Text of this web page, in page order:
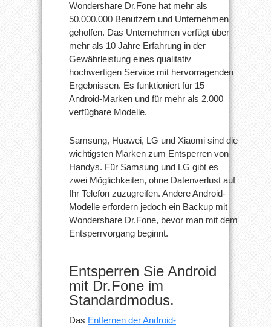
Wondershare Dr.Fone hat mehr als
50.000.000 Benutzern und Unternehmen
geholfen. Das Unternehmen verfügt über
mehr als 10 Jahre Erfahrung in der
Gewährleistung eines qualitativ
hochwertigen Service mit hervorragenden
Ergebnissen. Es funktioniert für 15
Android-Marken und für mehr als 2.000
verfügbare Modelle.
Samsung, Huawei, LG und Xiaomi sind die
wichtigsten Marken zum Entsperren von
Handys. Für Samsung und LG gibt es
zwei Möglichkeiten, ohne Datenverlust auf
Ihr Telefon zuzugreifen. Andere Android-
Modelle erfordern jedoch ein Backup mit
Wondershare Dr.Fone, bevor man mit dem
Entsperrvorgang beginnt.
Entsperren Sie Android
mit Dr.Fone im
Standardmodus.
Das Entfernen der Android-